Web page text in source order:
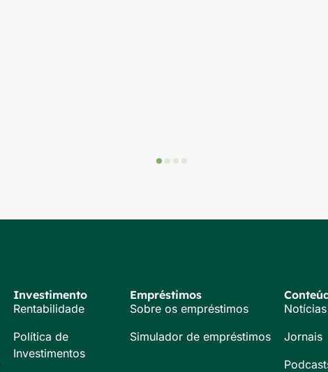
Investimento
Rentabilidade
Política de
Investimentos
Empréstimos
Sobre os empréstimos
Simulador de empréstimos
Notícias
Jornais